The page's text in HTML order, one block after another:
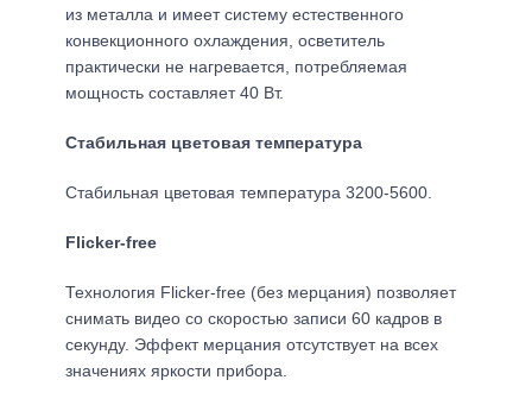
из металла и имеет систему естественного
конвекционного охлаждения, осветитель
практически не нагревается, потребляемая
мощность составляет 40 Вт.
Стабильная цветовая температура
Стабильная цветовая температура 3200-5600.
Flicker-free
Технология Flicker-free (без мерцания) позволяет
снимать видео со скоростью записи 60 кадров в
секунду. Эффект мерцания отсутствует на всех
значениях яркости прибора.